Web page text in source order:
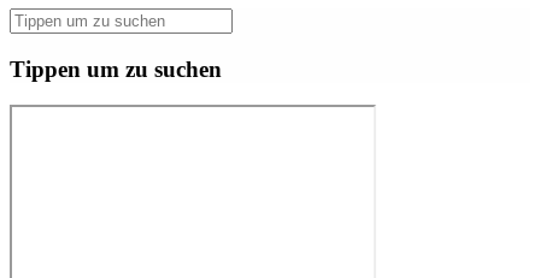
Tippen um zu suchen